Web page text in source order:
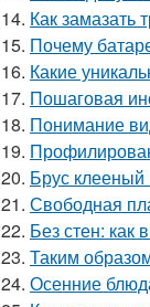
14. Как
15. Почему
16. Какие
17. Пошаговая
18. Понимание
19.
20. Брус
21. Свободная
22. Без стен: как
23. Таким
24. Осенние